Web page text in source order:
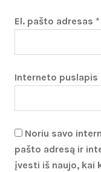
El. pašto adresas *
Interneto puslapis
Noriu savo
pašto adresą ir
įvesti iš naujo, kai